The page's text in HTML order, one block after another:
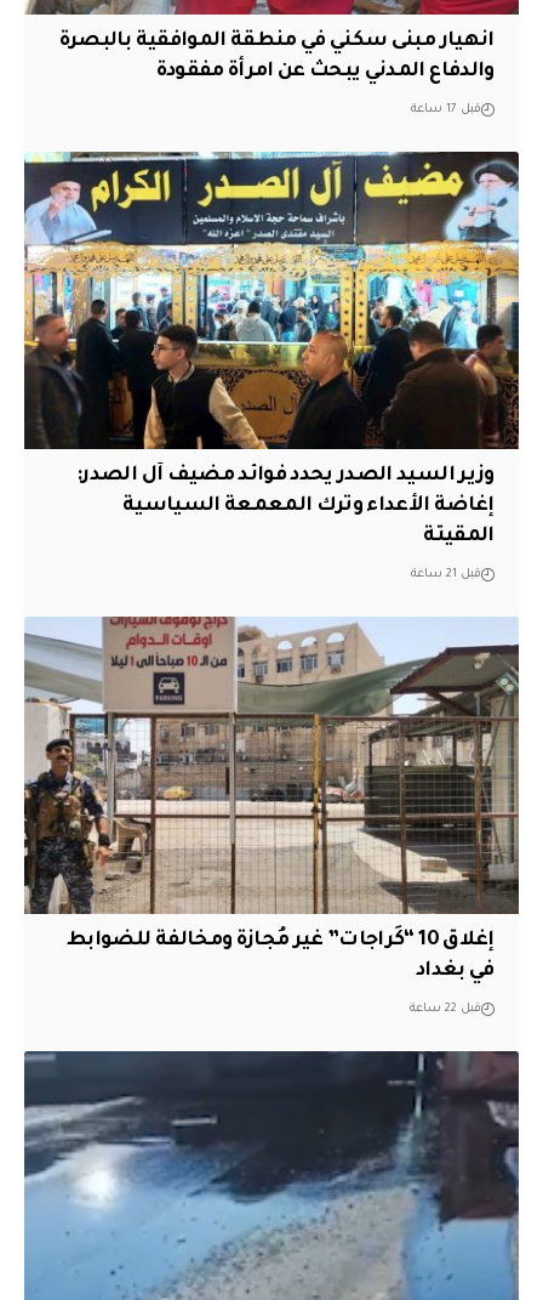
انهيار مبنى سكني في منطقة الموافقية بالبصرة
والدفاع المدني يبحث عن امرأة مفقودة
قبل 17 ساعة
وزير السيد الصدر يحدد فوائد مضيف آل الصدر:
إغاضة الأعداء وترك المعمعة السياسية
المقيتة
قبل 21 ساعة
إغلاق 10 “كَراجات” غير مُجازة ومخالفة للضوابط
في بغداد
قبل 22 ساعة